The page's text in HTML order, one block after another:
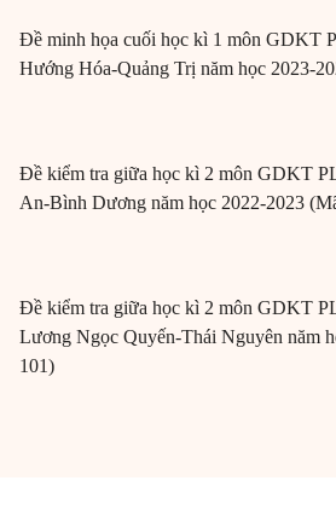
Đề minh họa cuối học kì 1 môn GDKT
Hướng Hóa-Quảng Trị năm học 2023-
Đề kiểm tra giữa học kì 2 môn GDKT
An-Bình Dương năm học 2022-2023
Đề kiểm tra giữa học kì 2 môn GDKT
Lương Ngọc Quyến-Thái Nguyên năm
101)